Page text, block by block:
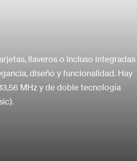
llaveros o incluso integradas
diseño y funcionalidad. Hay
MHz y de doble tecnología